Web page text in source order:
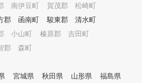
。 ・完
間なく好
約可能。
予約制な
間など
・24時
習でき
南伊豆町
賀茂郡 松崎町
郡 函南町
駿東郡 清水町
小山町
榛原郡 吉田町
郡 森町
宮城県 秋田県 山形県
福島県